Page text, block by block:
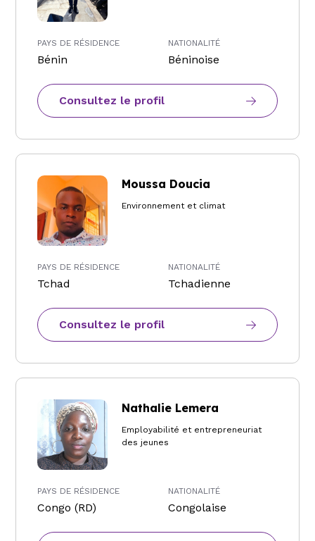
PAYS DE RÉSIDENCE
Bénin
NATIONALITÉ
Béninoise
Consultez le profil
Moussa Doucia
Environnement et climat
PAYS DE RÉSIDENCE
Tchad
NATIONALITÉ
Tchadienne
Consultez le profil
Nathalie Lemera
Employabilité et entrepreneuriat
des jeunes
PAYS DE RÉSIDENCE
Congo (RD)
NATIONALITÉ
Congolaise